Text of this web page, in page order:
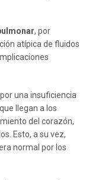
, por
atípica de fluidos
una insuficiencia
llegan a los
del corazón,
Esto, a su vez,
normal por los